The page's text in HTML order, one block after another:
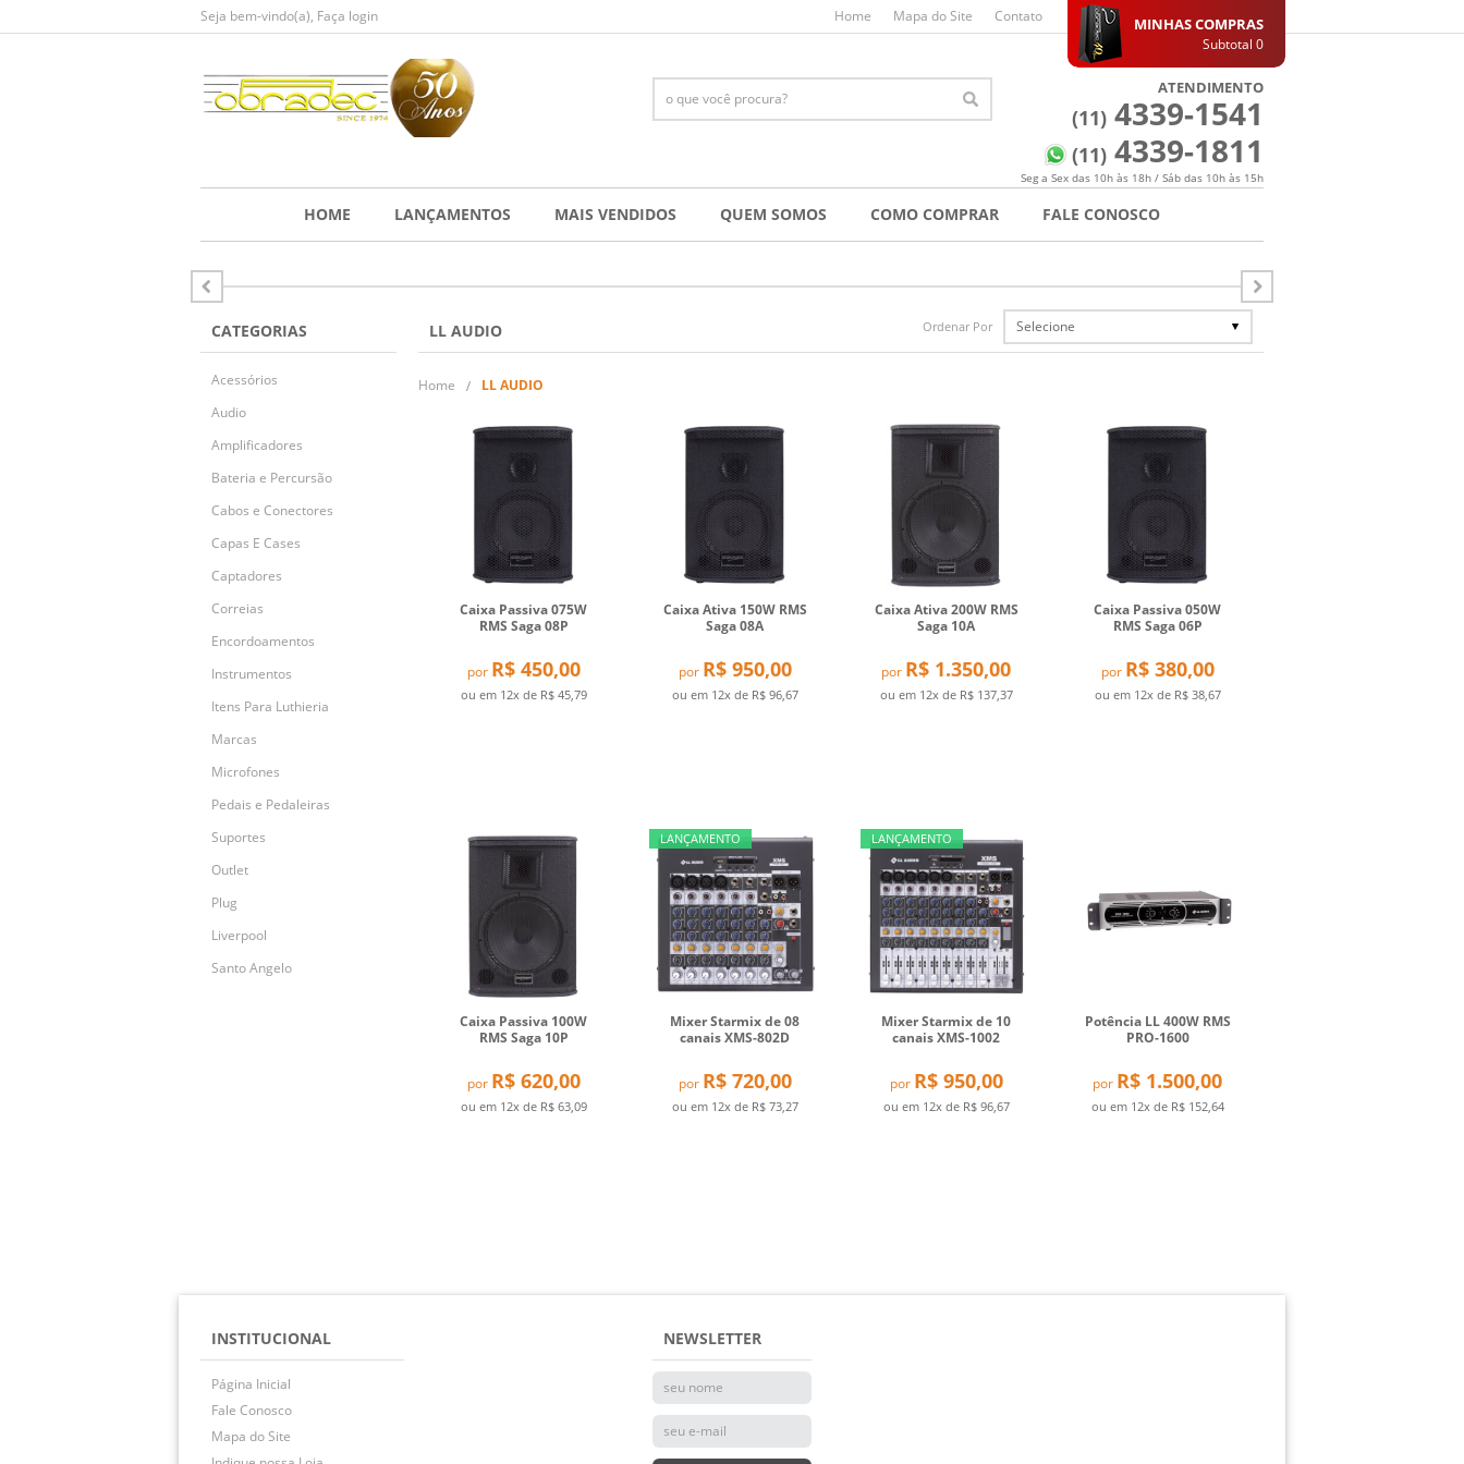
Seja bem-vindo(a), Faça login Home Mapa do Site Contato MINHAS COMPRAS
Subtotal 0
ATENDIMENTO
(11) 4339-1541
(11) 4339-1811
Seg a Sex das 10h às 18h / Sáb das 10h às 15h
HOME LANÇAMENTOS MAIS VENDIDOS QUEM SOMOS COMO COMPRAR FALE CONOSCO
CATEGORIAS
Acessórios
Audio
Amplificadores
Bateria e Percursão
Cabos e Conectores
Capas E Cases
Captadores
Correias
Encordoamentos
Instrumentos
Itens Para Luthieria
Marcas
Microfones
Pedais e Pedaleiras
Suportes
Outlet
Plug
Liverpool
Santo Angelo
LL AUDIO
Home LL AUDIO
Ordenar Por Selecione
Caixa Passiva 075W
RMS Saga 08P
por R$ 450,00
ou em 12xde R$ 45,79
Caixa Ativa 150W RMS
Saga 08A
por R$ 950,00
ou em 12xde R$ 96,67
Caixa Ativa 200W RMS
Saga 10A
por R$ 1.350,00
ou em 12xde R$ 137,37
Caixa Passiva 050W
RMS Saga 06P
por R$ 380,00
ou em 12xde R$ 38,67
Caixa Passiva 100W
RMS Saga 10P
por R$ 620,00
ou em 12x de R$ 63,09
LANÇAMENTO
Mixer Starmix de 08
canais XMS-802D
por R$ 720,00
ou em 12x de R$ 73,27
LANÇAMENTO
Mixer Starmix de 10
canais XMS-1002
por R$ 950,00
ou em 12x de R$ 96,67
Potência LL 400W RMS
PRO-1600
por R$ 1.500,00
ou em 12x de R$ 152,64
INSTITUCIONAL
Página Inicial
Fale Conosco
Mapa do Site
NEWSLETTER